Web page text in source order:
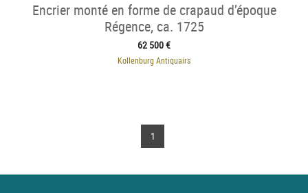
Encrier monté en forme de crapaud d’époque
Régence, ca. 1725
62 500 €
Kollenburg Antiquairs
1